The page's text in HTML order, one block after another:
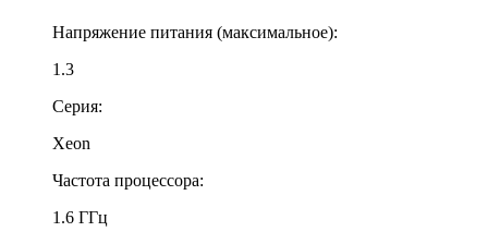
Напряжение питания (максимальное):
1.3
Серия:
Xeon
Частота процессора:
1.6 ГГц